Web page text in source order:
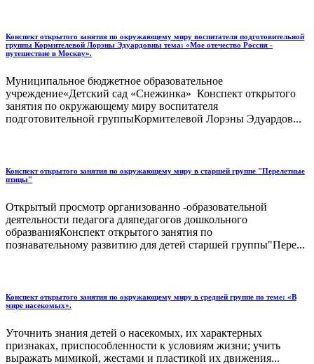
Конспект открытого занятия по окружающему миру воспитателя подготовительной
группы Кормителевой Лорэны Эдуардовны тема: «Мое отечество Россия -
путешествие в Москву».
Муниципальное бюджетное образовательное
учреждение«Детский сад «Снежинка» Конспект открытого
занятия по окружающему миру воспитателя
подготовительной группыКормителевой Лорэны Эдуардов...
Конспект открытого занятия по окружающему миру в старшей группе "Перелетные
птицы"
Открытый просмотр организованно -образовательной
деятельности педагога дляпедагогов дошкольного
образванияКонспект открытого занятия по
познавательному развитию для детей старшей группы"Пере...
Конспект открытого занятия по окружающему миру в средней группе по теме: «В
мире насекомых».
Уточнить знания детей о насекомых, их характерных
признаках, приспособленности к условиям жизни; учить
выражать мимикой, жестами и пластикой их движения...